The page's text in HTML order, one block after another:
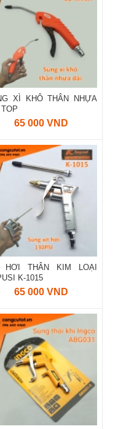
XÌ KHÔ THÂN NHỰA
65 000 VND
HƠI THÂN KIM LOẠI
K-1015
65 000 VND